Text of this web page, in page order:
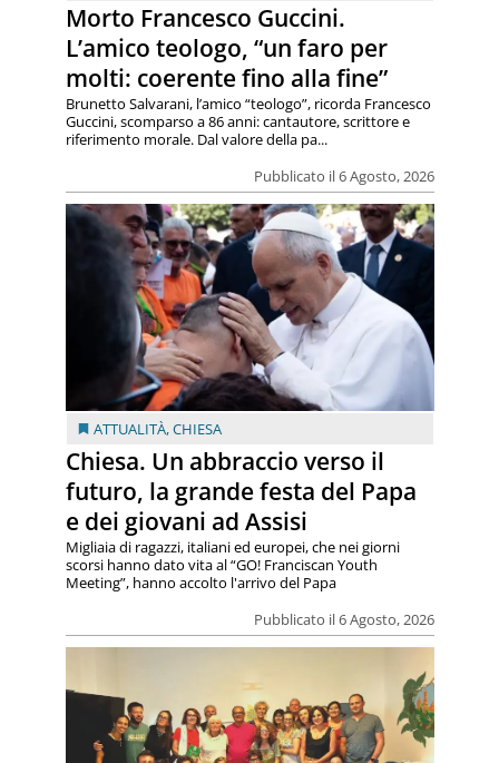
Morto Francesco Guccini.
L’amico teologo, “un faro per
molti: coerente fino alla fine”
Pubblicato il 6 Agosto, 2026
Brunetto Salvarani, l’amico “teologo”, ricorda Francesco
Guccini, scomparso a 86 anni: cantautore, scrittore e
riferimento morale. Dal valore della pa...
ATTUALITÀ,CHIESA
Chiesa. Un abbraccio verso il
futuro, la grande festa del Papa
e dei giovani ad Assisi
Pubblicato il 6 Agosto, 2026
Migliaia di ragazzi, italiani ed europei, che nei giorni
scorsi hanno dato vita al “GO! Franciscan Youth
Meeting”, hanno accolto l'arrivo del Papa